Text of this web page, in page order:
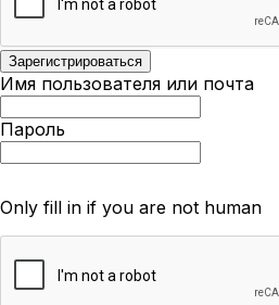
Имя пользователя или почта
Пароль
Only fill in if you are not human